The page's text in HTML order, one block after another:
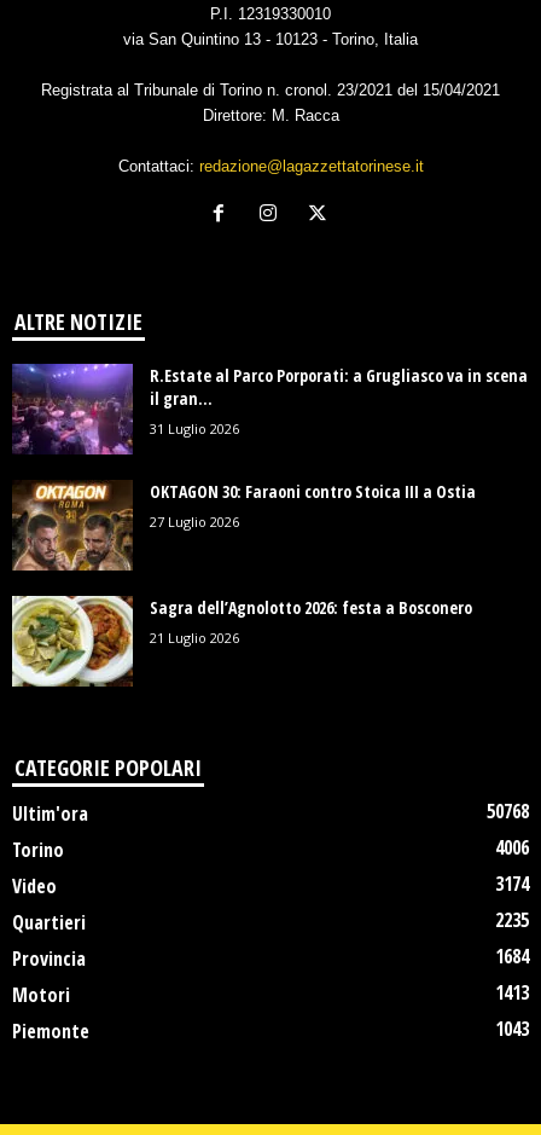
P.I. 12319330010
via San Quintino 13 - 10123 - Torino, Italia
Registrata al Tribunale di Torino n. cronol. 23/2021 del 15/04/2021
Direttore: M. Racca
Contattaci: redazione@lagazzettatorinese.it
ALTRE NOTIZIE
R.Estate al Parco Porporati: a Grugliasco va in scena
il gran...
31 Luglio 2026
OKTAGON 30: Faraoni contro Stoica III a Ostia
27 Luglio 2026
Sagra dell’Agnolotto 2026: festa a Bosconero
21 Luglio 2026
CATEGORIE POPOLARI
Ultim'ora
50768
Torino
4006
Video
3174
Quartieri
2235
Provincia
1684
Motori
1413
Piemonte
1043